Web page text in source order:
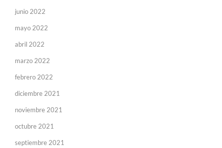
junio 2022
mayo 2022
abril 2022
marzo 2022
febrero 2022
diciembre 2021
noviembre 2021
octubre 2021
septiembre 2021